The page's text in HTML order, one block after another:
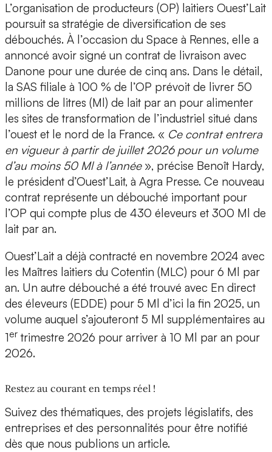
L’organisation de producteurs (OP) laitiers Ouest’Lait
poursuit sa stratégie de diversification de ses
débouchés. À l’occasion du Space à Rennes, elle a
annoncé avoir signé un contrat de livraison avec
Danone pour une durée de cinq ans. Dans le détail,
la SAS filiale à 100 % de l’OP prévoit de livrer 50
millions de litres (Ml) de lait par an pour alimenter
les sites de transformation de l’industriel situé dans
l’ouest et le nord de la France. « Ce contrat entrera
en vigueur à partir de juillet 2026 pour un volume
d’au moins 50 Ml à l’année», précise Benoît Hardy,
le président d’Ouest’Lait, à Agra Presse. Ce nouveau
contrat représente un débouché important pour
l’OP qui compte plus de 430 éleveurs et 300 Ml de
lait par an.
Ouest’Lait a déjà contracté en novembre 2024 avec
les Maîtres laitiers du Cotentin (MLC) pour 6 Ml par
an. Un autre débouché a été trouvé avec En direct
des éleveurs (EDDE) pour 5 Ml d’ici la fin 2025, un
volume auquel s’ajouteront 5 Ml supplémentaires au
1er trimestre 2026 pour arriver à 10 Ml par an pour
2026.
Restez au courant en temps réel !
Suivez des thématiques, des projets législatifs, des
entreprises et des personnalités pour être notifié
dès que nous publions un article.